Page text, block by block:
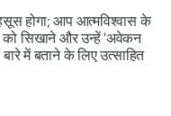
होगा; आप आत्मविश्वास के
को सिखाने और उन्हें 'अवेकन
में बताने के लिए उत्साहित